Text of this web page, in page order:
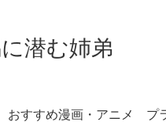
潜む姉弟
おすすめ漫画・アニメ プ